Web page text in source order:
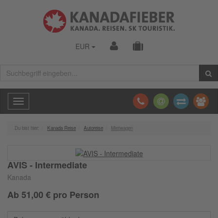
EUR
Toggle
navigation
Du bist hier: Kanada Reise Autoreise Mietwagen
AVIS - Intermediate
Kanada
Ab 51,00 € pro Person